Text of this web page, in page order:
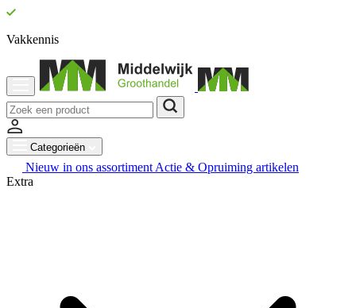
Vakkennis
Categorieën
Nieuw in ons assortiment Actie & Opruiming artikelen
Extra